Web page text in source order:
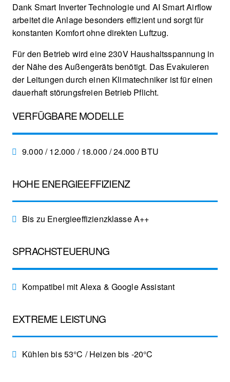
Dank Smart Inverter Technologie und AI Smart Airflow
arbeitet die Anlage besonders effizient und sorgt für
konstanten Komfort ohne direkten Luftzug.
Für den Betrieb wird eine 230V Haushaltsspannung in
der Nähe des Außengeräts benötigt. Das Evakuieren
der Leitungen durch einen Klimatechniker ist für einen
dauerhaft störungsfreien Betrieb Pflicht.
VERFÜGBARE MODELLE
9.000 / 12.000 / 18.000 / 24.000 BTU
HOHE ENERGIEEFFIZIENZ
Bis zu Energieeffizienzklasse A++
SPRACHSTEUERUNG
Kompatibel mit Alexa & Google Assistant
EXTREME LEISTUNG
Kühlen bis 53°C / Heizen bis -20°C